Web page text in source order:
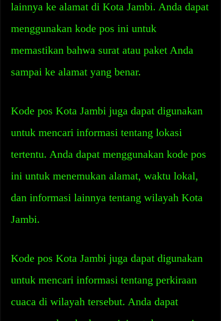
lainnya ke alamat di Kota Jambi. Anda dapat
menggunakan kode pos ini untuk
memastikan bahwa surat atau paket Anda
sampai ke alamat yang benar.
Kode pos Kota Jambi juga dapat digunakan
untuk mencari informasi tentang lokasi
tertentu. Anda dapat menggunakan kode pos
ini untuk menemukan alamat, waktu lokal,
dan informasi lainnya tentang wilayah Kota
Jambi.
Kode pos Kota Jambi juga dapat digunakan
untuk mencari informasi tentang perkiraan
cuaca di wilayah tersebut. Anda dapat